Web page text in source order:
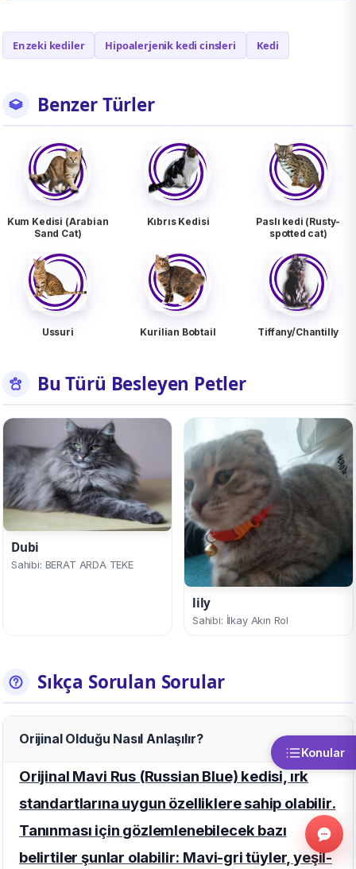
En zeki kediler Hipoalerjenik kedi cinsleri Kedi
Benzer Türler
Kum Kedisi (Arabian
Sand Cat)
Kıbrıs Kedisi
Paslı kedi (Rusty-
spotted cat)
Ussuri Kurilian Bobtail Tiffany/Chantilly
Bu Türü Besleyen Petler
Dubi
Sahibi: BERAT ARDA TEKE
lily
Sahibi: İlkay Akın Rol
Sıkça Sorulan Sorular
Orijinal Olduğu Nasıl Anlaşılır?
Orijinal Mavi Rus (Russian Blue) kedisi, ırk
standartlarına uygun özelliklere sahip olabilir.
Tanınması için gözlemlenebilecek bazı
belirtiler şunlar olabilir: Mavi-gri tüyler, yeşil-
Konular